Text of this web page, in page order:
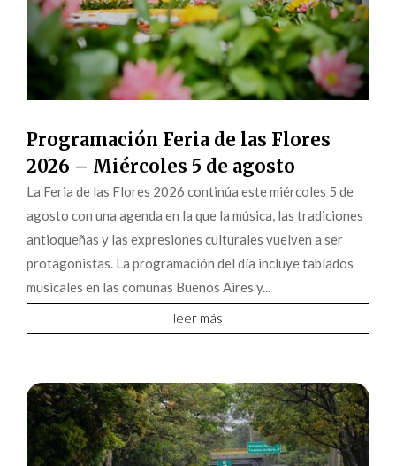
Programación Feria de las Flores
2026 – Miércoles 5 de agosto
La Feria de las Flores 2026 continúa este miércoles 5 de
agosto con una agenda en la que la música, las tradiciones
antioqueñas y las expresiones culturales vuelven a ser
protagonistas. La programación del día incluye tablados
musicales en las comunas Buenos Aires y...
leer más